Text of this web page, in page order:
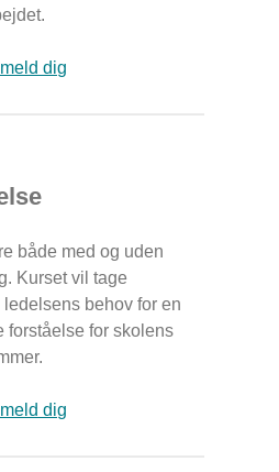
dig
både med og uden
Kurset vil tage
behov for en
for skolens
dig